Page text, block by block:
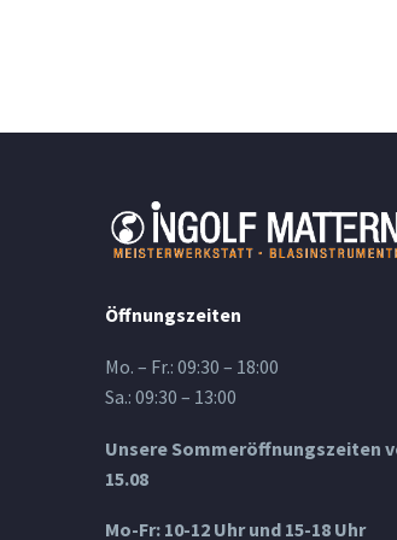
Öffnungszeiten
Mo. – Fr.: 09:30 – 18:00
Sa.: 09:30 – 13:00
Unsere Sommeröffnungszeiten
15.08
Mo-Fr: 10-12 Uhr und 15-18 Uhr